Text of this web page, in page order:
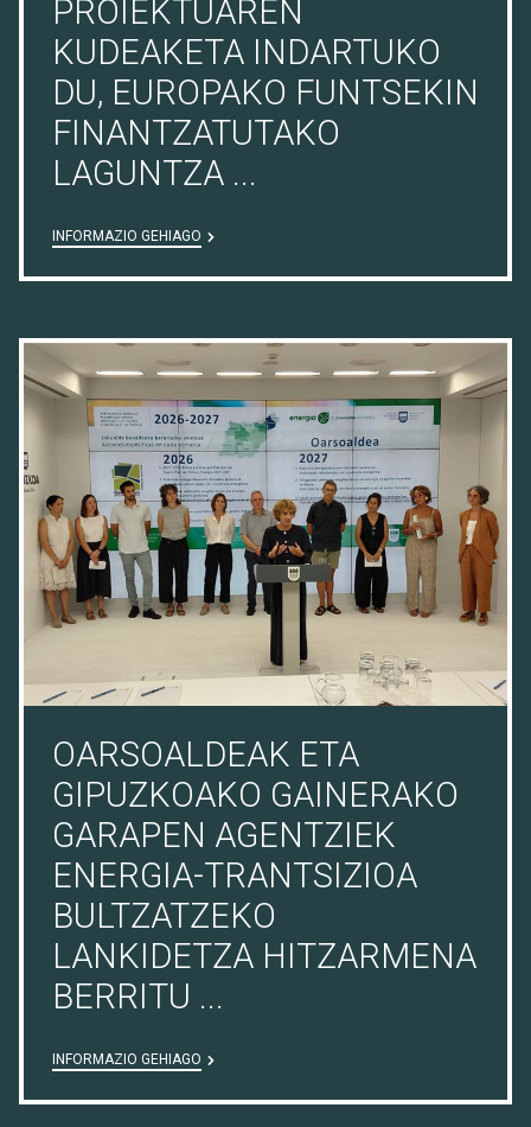
PROIEKTUAREN
KUDEAKETA INDARTUKO
DU, EUROPAKO FUNTSEKIN
FINANTZATUTAKO
LAGUNTZA ...
INFORMAZIO GEHIAGO
OARSOALDEAK ETA
GIPUZKOAKO GAINERAKO
GARAPEN AGENTZIEK
ENERGIA-TRANTSIZIOA
BULTZATZEKO
LANKIDETZA HITZARMENA
BERRITU ...
INFORMAZIO GEHIAGO